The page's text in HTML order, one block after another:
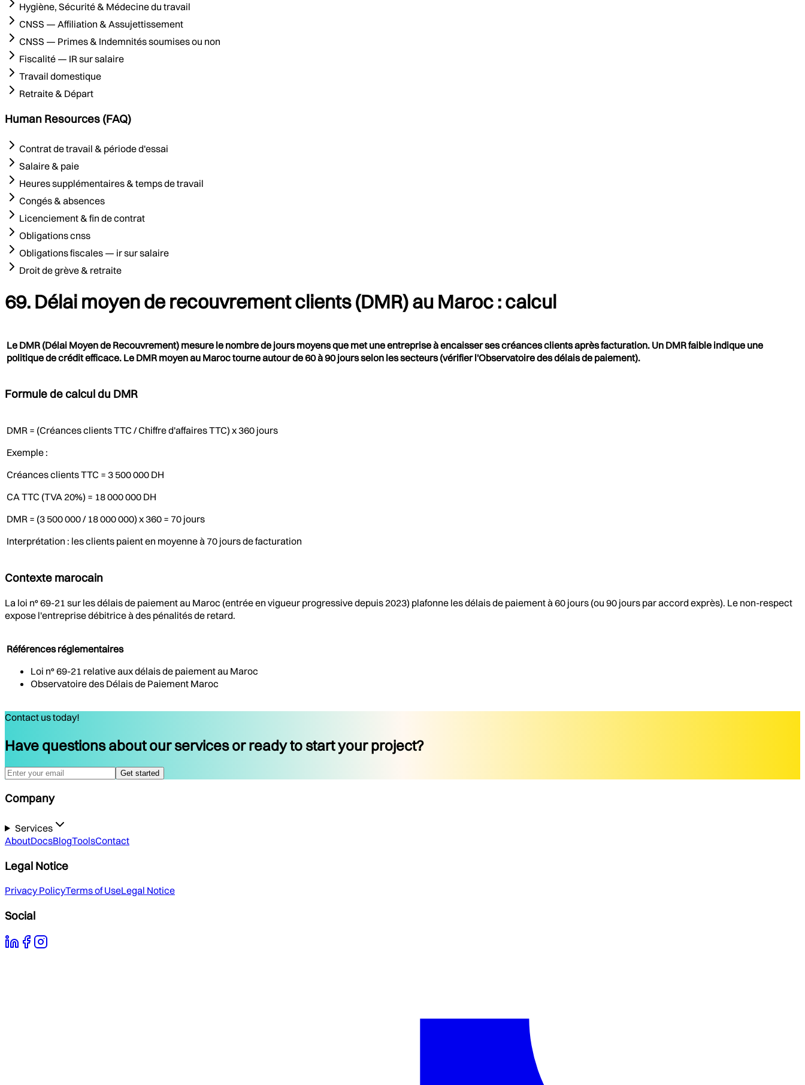
Hygiène, Sécurité & Médecine du travail
CNSS — Affiliation & Assujettissement
CNSS — Primes & Indemnités soumises ou non
Fiscalité — IR sur salaire
Travail domestique
Retraite & Départ
Human Resources (FAQ)
Contrat de travail & période d'essai
Salaire & paie
Heures supplémentaires & temps de travail
Congés & absences
Licenciement & fin de contrat
Obligations cnss
Obligations fiscales — ir sur salaire
Droit de grève & retraite
69. Délai moyen de recouvrement clients (DMR) au Maroc : calcul
Le DMR (Délai Moyen de Recouvrement) mesure le nombre de jours moyens que met une entreprise à encaisser ses créances clients après facturation. Un DMR faible indique une
politique de crédit efficace. Le DMR moyen au Maroc tourne autour de 60 à 90 jours selon les secteurs (vérifier l'Observatoire des délais de paiement).
Formule de calcul du DMR
DMR = (Créances clients TTC / Chiffre d'affaires TTC) x 360 jours
Exemple :
Créances clients TTC = 3 500 000 DH
CA TTC (TVA 20%) = 18 000 000 DH
DMR = (3 500 000 / 18 000 000) x 360 = 70 jours
Interprétation : les clients paient en moyenne à 70 jours de facturation
Contexte marocain
La loi n° 69-21 sur les délais de paiement au Maroc (entrée en vigueur progressive depuis 2023) plafonne les délais de paiement à 60 jours (ou 90 jours par accord exprès). Le non-respect
expose l'entreprise débitrice à des pénalités de retard.
Références réglementaires
Loi n° 69-21 relative aux délais de paiement au Maroc
Observatoire des Délais de Paiement Maroc
Contact us today!
Have questions about our services or ready to start your project?
Get started
Company
Services
AboutDocsBlogToolsContact
Legal Notice
Privacy PolicyTerms of UseLegal Notice
Social